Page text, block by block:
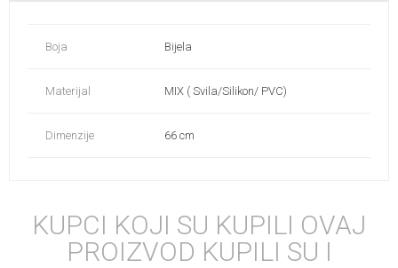
Boja Bijela
Materijal MIX ( Svila/Silikon/ PVC)
Dimenzije 66 cm
KUPCI KOJI SU KUPILI OVAJ
PROIZVOD KUPILI SU I